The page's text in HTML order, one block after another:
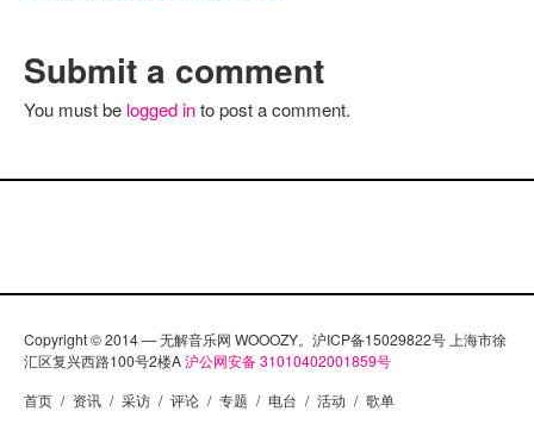
Submit a comment
You must be logged into post a comment.
Copyright © 2014 — 无解音乐网 WOOOZY。沪ICP备15029822号 上海市徐
汇区复兴西路100号2楼A沪公网安备 31010402001859号
首页 / 资讯 / 采访 / 评论 / 专题 / 电台 / 活动 / 歌单